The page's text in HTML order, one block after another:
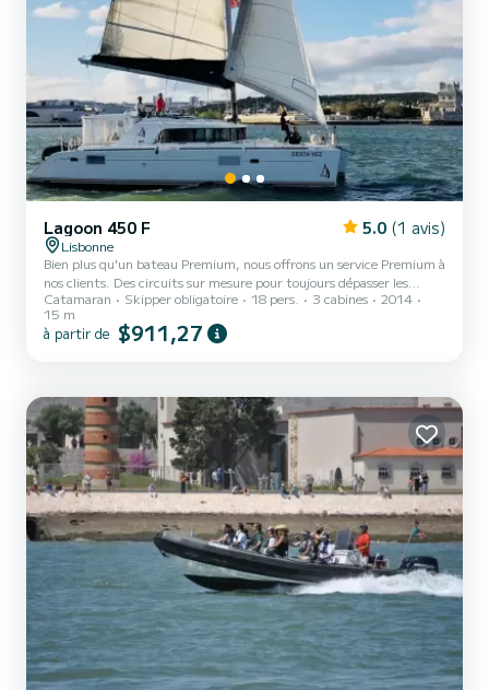
Lagoon 450 F 5.0 (1 avis)
Lisbonne
Bien plus qu'un bateau Premium, nous offrons un service Premium à
nos clients. Des circuits sur mesure pour toujours dépasser les
attentes de nos clients.
Catamaran Skipper obligatoire 18 pers. 3 cabines
2014
15 m
à partir de $911,27